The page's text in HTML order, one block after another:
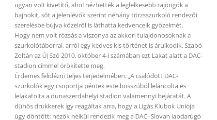
ugyan volt kivetítő, ahol nézhették a leglelkesebb rajongók a
bajnokit, sőt a jelenlévők szerint néhány törzsszurkoló rendezői
szerelésbe bújva közelről is láthatta kedvenceik győzelmét.
Hogy nem volt rózsás a viszonya az akkori tulajdonosoknak a
szurkolótáborral, arról egy kedves kis történet is árulkodik. Szabó
Zoltán az Új Szó 2010. október 4-i számában ezt Lakat alatt a DAC-
stadion címmel örökítette meg.
Érdemes felidézni teljes terjedelmében: „A csalódott DAC-
szurkolók egy csoportja péntek este bosszúból leláncolta és
lelakatolta a dunaszerdahelyi stadion valamennyi bejáratát. A
dühös drukkerek így reagáltak arra, hogy a Ligás Klubok Uniója
úgy döntött: nézők nélkül rendezik meg a DAC–Slovan labdarúgó